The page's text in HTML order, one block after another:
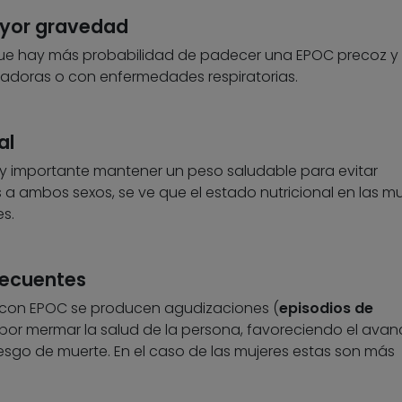
gravedad
hay más probabilidad de padecer una EPOC precoz
o con enfermedades respiratorias.
importante mantener un peso saludable para evitar
ambos sexos, se ve que el estado nutricional en las
EPOC se producen agudizaciones (episodios de
mermar la salud de la persona, favoreciendo el
de muerte. En el caso de las mujeres estas son más